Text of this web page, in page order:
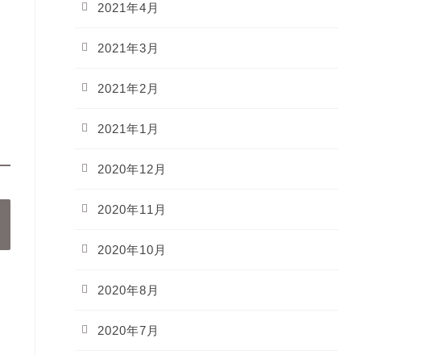
2021年4月
2021年3月
2021年2月
2021年1月
2020年12月
2020年11月
2020年10月
2020年8月
2020年7月